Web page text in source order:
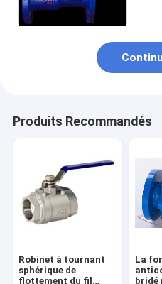
Produits Recommandés
Robinet à tournant
sphérique de
flottement du fil
La
bridé